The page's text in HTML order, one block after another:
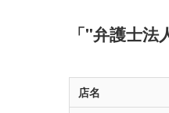
「"弁護士
店名